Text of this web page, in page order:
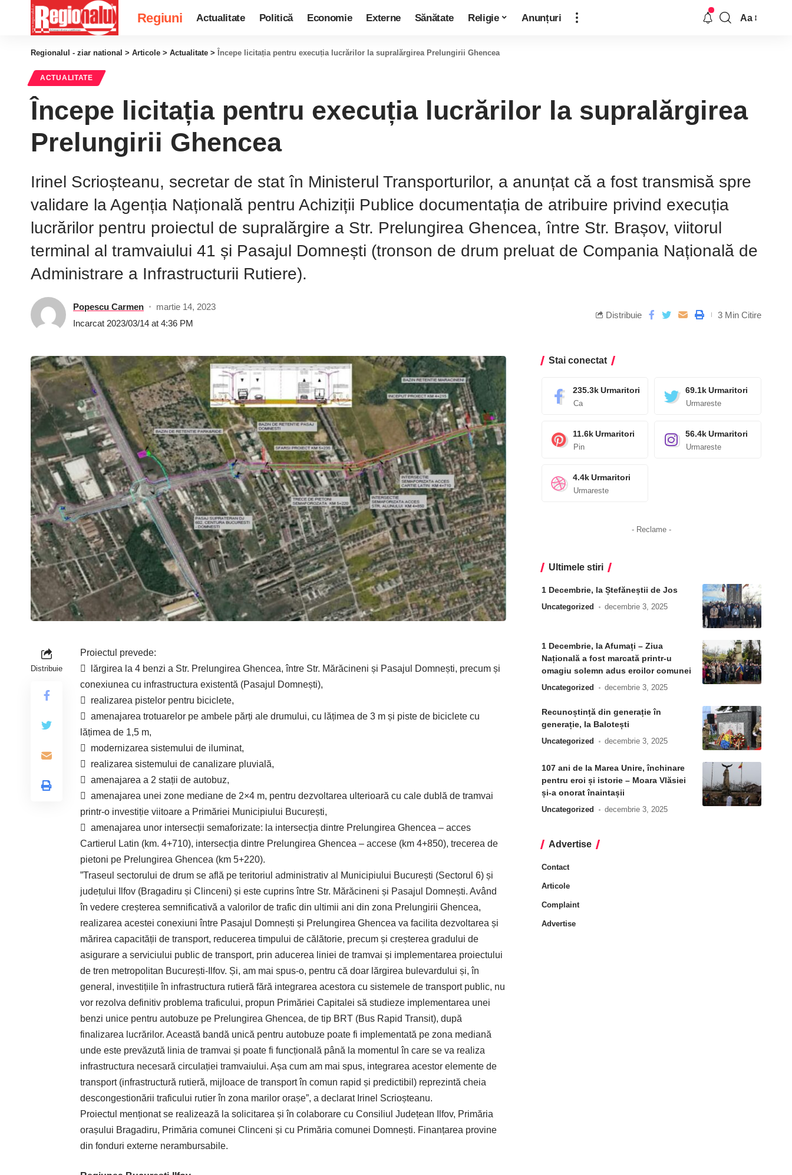
Regiuni Actualitate Politică Economie Externe Sănătate Religie Anunțuri Aa
Regionalul - ziar national > Articole > Actualitate > Începe licitația pentru execuția lucrărilor la supralărgirea Prelungirii Ghencea
ACTUALITATE
Începe licitația pentru execuția lucrărilor la supralărgirea
Prelungirii Ghencea
Irinel Scrioșteanu, secretar de stat în Ministerul Transporturilor, a anunțat că a fost transmisă spre
validare la Agenția Națională pentru Achiziții Publice documentația de atribuire privind execuția
lucrărilor pentru proiectul de supralărgire a Str. Prelungirea Ghencea, între Str. Brașov, viitorul
terminal al tramvaiului 41 și Pasajul Domnești (tronson de drum preluat de Compania Națională de
Administrare a Infrastructurii Rutiere).
Popescu Carmen
martie 14, 2023
Incarcat 2023/03/14 at 4:36 PM
Distribuie 3 Min Citire
Distribuie
Proiectul prevede:
 lărgirea la 4 benzi a Str. Prelungirea Ghencea, între Str. Mărăcineni și Pasajul Domnești, precum și
conexiunea cu infrastructura existentă (Pasajul Domnești),
 realizarea pistelor pentru biciclete,
 amenajarea trotua­relor pe ambele părți ale drumului, cu lățimea de 3 m și piste de biciclete cu
lățimea de 1,5 m,
 modernizarea sistemului de iluminat,
 realizarea sistemului de canalizare pluvială,
 amenajarea a 2 stații de autobuz,
 amenajarea unei zone mediane de 2×4 m, pentru dezvoltarea ulterioară cu cale dublă de tramvai
printr-o investiție viitoare a Primăriei Municipiului București,
 amenajarea unor intersecții semaforizate: la intersecția dintre Prelungirea Ghencea – acces
Cartierul Latin (km. 4+710), intersecția dintre Prelungirea Ghencea – accese (km 4+850), trecerea de
pietoni pe Prelungirea Ghencea (km 5+220).
”Traseul sectorului de drum se află pe teritoriul administrativ al Municipiului București (Sectorul 6) și
județului Ilfov (Bragadiru și Clinceni) și este cuprins între Str. Mărăcineni și Pasajul Domnești. Având
în vedere creșterea semnificativă a valorilor de trafic din ultimii ani din zona Prelungirii Ghencea,
realizarea acestei conexiuni între Pasajul Domnești și Prelungirea Ghencea va facilita dezvoltarea și
mărirea capacității de transport, reducerea timpului de călătorie, precum și creșterea gradului de
asigurare a serviciului public de transport, prin aducerea liniei de tramvai și implementarea proiectului
de tren metropolitan București-Ilfov. Și, am mai spus-o, pentru că doar lărgirea bulevardului și, în
general, investițiile în infrastructura rutieră fără integrarea acestora cu sistemele de transport public, nu
vor rezolva definitiv problema traficului, propun Primăriei Capitalei să studieze implementarea unei
benzi unice pentru autobuze pe Prelungirea Ghencea, de tip BRT (Bus Rapid Transit), după
finalizarea lucrărilor. Această bandă unică pentru autobuze poate fi implementată pe zona mediană
unde este prevăzută linia de tramvai și poate fi funcțională până la momentul în care se va realiza
infrastructura necesară circulației tramvaiului. Așa cum am mai spus, integrarea acestor elemente de
transport (infrastructură rutieră, mijloace de transport în comun rapid și predictibil) reprezintă cheia
descongestionării traficului rutier în zona marilor orașe”, a declarat Irinel Scrioșteanu.
Proiectul menționat se realizează la solicitarea și în colaborare cu Consiliul Județean Ilfov, Primăria
orașului Bragadiru, Primăria comunei Clinceni și cu Primăria comunei Domnești. Finanțarea provine
din fonduri externe nerambursabile.
Stai conectat
235.3k Urmaritori
Ca
69.1k Urmaritori
Urmareste
11.6k Urmaritori
Pin
56.4k Urmaritori
Urmareste
4.4k Urmaritori
Urmareste
- Reclame -
Ultimele stiri
1 Decembrie, la Ștefăneștii de Jos
Uncategorized decembrie 3, 2025
1 Decembrie, la Afumați – Ziua
Națională a fost marcată printr-u
omagiu solemn adus eroilor comunei
Uncategorized decembrie 3, 2025
Recunoștință din generație în
generație, la Balotești
Uncategorized decembrie 3, 2025
107 ani de la Marea Unire, închinare
pentru eroi și istorie – Moara Vlăsiei
și-a onorat înaintașii
Uncategorized decembrie 3, 2025
Advertise
Contact
Articole
Complaint
Advertise